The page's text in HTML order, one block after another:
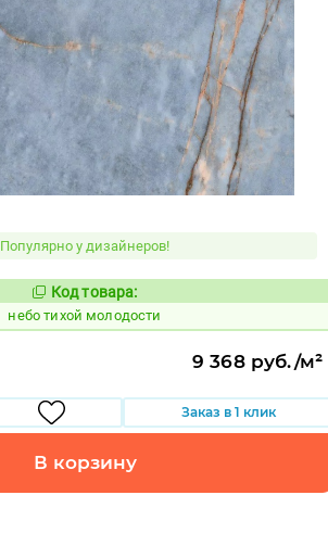
Популярно у дизайнеров!
Код:
1122054
Код товара:
небо тихой молодости
9 368 руб./м²
Заказ в 1 клик
В корзину